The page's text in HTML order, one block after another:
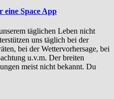
eine Space App
täglichen Leben nicht
uns täglich bei der
bei der Wettervorhersage, bei
u.v.m. Der breiten
meist nicht bekannt. Du